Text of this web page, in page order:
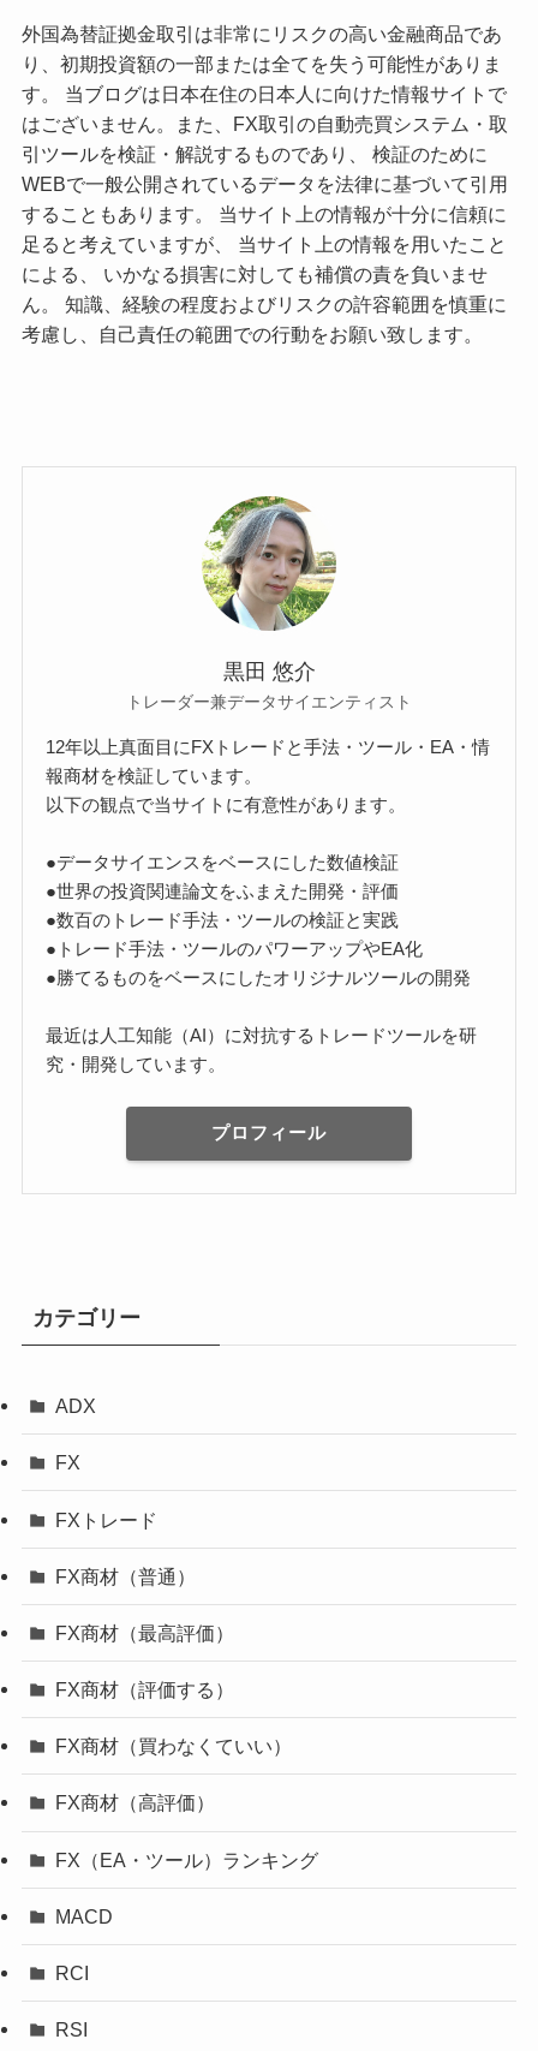
外国為替証拠金取引は非常にリスクの高い金融商品であ
り、初期投資額の一部または全てを失う可能性がありま
す。 当ブログは日本在住の日本人に向けた情報サイトで
はございません。また、FX取引の自動売買システム・取
引ツールを検証・解説するものであり、 検証のために
WEBで一般公開されているデータを法律に基づいて引用
することもあります。 当サイト上の情報が十分に信頼に
足ると考えていますが、 当サイト上の情報を用いたこと
による、 いかなる損害に対しても補償の責を負いませ
ん。 知識、経験の程度およびリスクの許容範囲を慎重に
考慮し、自己責任の範囲での行動をお願い致します。
黒田 悠介
トレーダー兼データサイエンティスト
12年以上真面目にFXトレードと手法・ツール・EA・情
報商材を検証しています。
以下の観点で当サイトに有意性があります。
●データサイエンスをベースにした数値検証
●世界の投資関連論文をふまえた開発・評価
●数百のトレード手法・ツールの検証と実践
●トレード手法・ツールのパワーアップやEA化
●勝てるものをベースにしたオリジナルツールの開発
最近は人工知能（AI）に対抗するトレードツールを研
究・開発しています。
プロフィール
カテゴリー
ADX
FX
FXトレード
FX商材（普通）
FX商材（最高評価）
FX商材（評価する）
FX商材（買わなくていい）
FX商材（高評価）
FX（EA・ツール）ランキング
MACD
RCI
RSI